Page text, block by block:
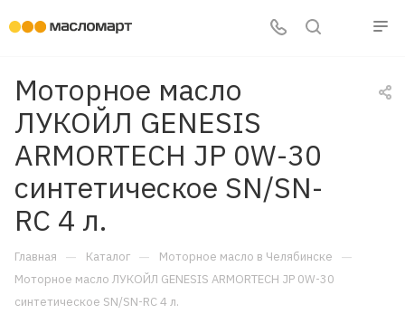
Моторное масло
ЛУКОЙЛ GENESIS
ARMORTECH JP 0W-30
синтетическое SN/SN-
RC 4 л.
Главная — Каталог — Моторное масло в Челябинске —
Моторное масло ЛУКОЙЛ GENESIS ARMORTECH JP 0W-30
синтетическое SN/SN-RC 4 л.